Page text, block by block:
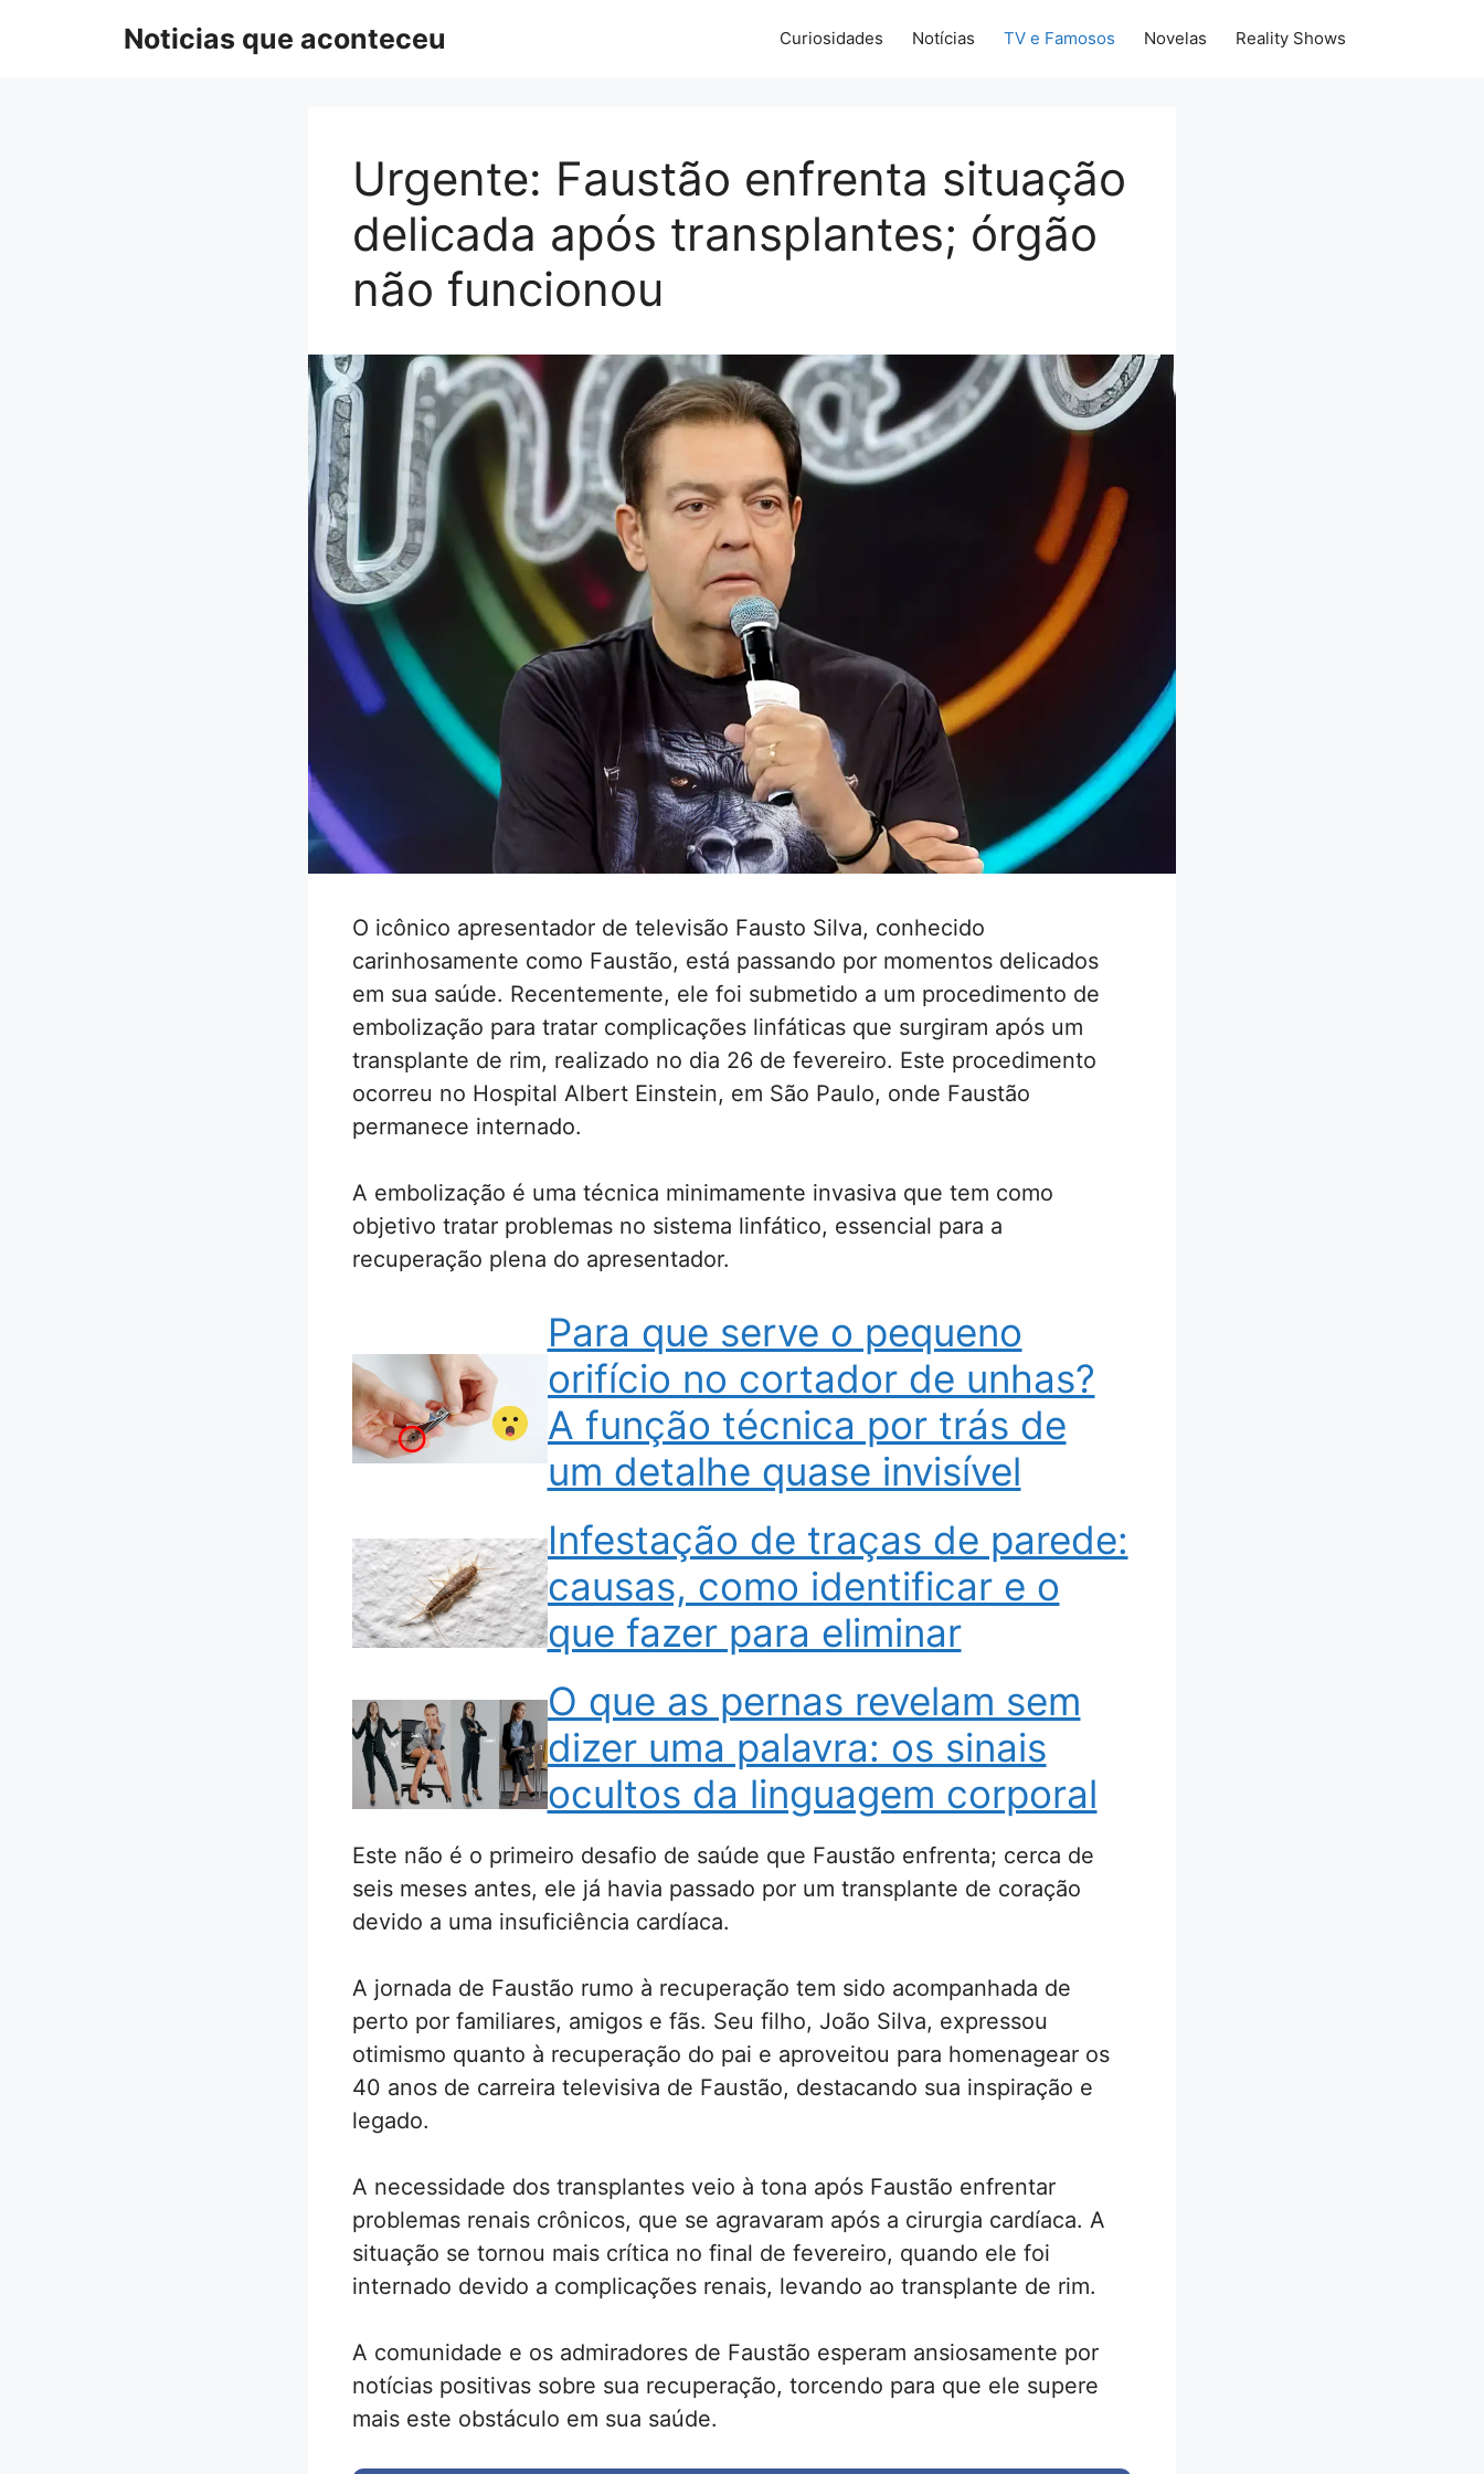
Noticias que aconteceu Curiosidades Notícias TV e Famosos Novelas Reality Shows
Urgente: Faustão enfrenta situação
delicada após transplantes; órgão
não funcionou
O icônico apresentador de televisão Fausto Silva, conhecido
carinhosamente como Faustão, está passando por momentos delicados
em sua saúde. Recentemente, ele foi submetido a um procedimento de
embolização para tratar complicações linfáticas que surgiram após um
transplante de rim, realizado no dia 26 de fevereiro. Este procedimento
ocorreu no Hospital Albert Einstein, em São Paulo, onde Faustão
permanece internado.
A embolização é uma técnica minimamente invasiva que tem como
objetivo tratar problemas no sistema linfático, essencial para a
recuperação plena do apresentador.
Para que serve o pequeno
orifício no cortador de unhas?
A função técnica por trás de
um detalhe quase invisível
Infestação de traças de parede:
causas, como identificar e o
que fazer para eliminar
O que as pernas revelam sem
dizer uma palavra: os sinais
ocultos da linguagem corporal
Este não é o primeiro desafio de saúde que Faustão enfrenta; cerca de
seis meses antes, ele já havia passado por um transplante de coração
devido a uma insuficiência cardíaca.
A jornada de Faustão rumo à recuperação tem sido acompanhada de
perto por familiares, amigos e fãs. Seu filho, João Silva, expressou
otimismo quanto à recuperação do pai e aproveitou para homenagear os
40 anos de carreira televisiva de Faustão, destacando sua inspiração e
legado.
A necessidade dos transplantes veio à tona após Faustão enfrentar
problemas renais crônicos, que se agravaram após a cirurgia cardíaca. A
situação se tornou mais crítica no final de fevereiro, quando ele foi
internado devido a complicações renais, levando ao transplante de rim.
A comunidade e os admiradores de Faustão esperam ansiosamente por
notícias positivas sobre sua recuperação, torcendo para que ele supere
mais este obstáculo em sua saúde.